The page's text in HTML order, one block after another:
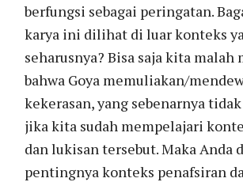
berfungsi sebagai peringatan.
karya ini dilihat di luar konteks
seharusnya? Bisa saja kita malah
bahwa Goya memuliakan/
kekerasan, yang sebenarnya
jika kita sudah mempelajari
dan lukisan tersebut. Maka Anda
pentingnya konteks penafsiran